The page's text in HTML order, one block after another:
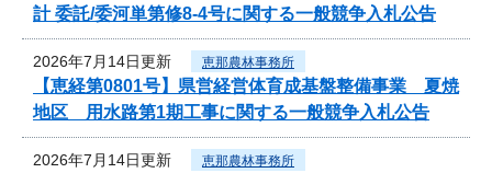
計 委託/委河単第修8-4号に関する一般競争入札公告
2026年7月14日更新 恵那農林事務所
【恵経第0801号】県営経営体育成基盤整備事業 夏焼
地区 用水路第1期工事に関する一般競争入札公告
2026年7月14日更新 恵那農林事務所